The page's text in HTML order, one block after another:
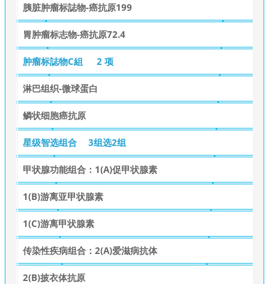
胰脏肿瘤标誌物-癌抗原199
胃肿瘤标志物-癌抗原72.4
肿瘤标誌物C組 2 项
淋巴组织-微球蛋白
鳞状细胞癌抗原
星级智选组合 3组选2组
甲状腺功能组合：1(A)促甲状腺素
1(B)游离亚甲状腺素
1(C)游离甲状腺素
传染性疾病组合：2(A)爱滋病抗体
2(B)披衣体抗原